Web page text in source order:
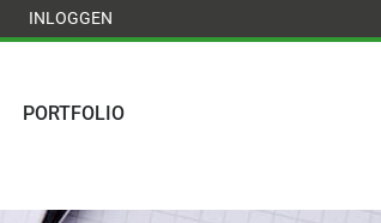
INLOGGEN
PORTFOLIO